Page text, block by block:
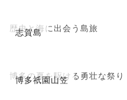
志賀島
歴史と海に出会う島旅
博多祇園山笠
博多の夏を駆ける勇壮な祭り